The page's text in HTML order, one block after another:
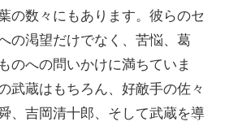
の数々にもあります。彼らのセ
の渇望だけでなく、苦悩、葛
のへの問いかけに満ちていま
武蔵はもちろん、好敵手の佐々
、吉岡清十郎、そして武蔵を導